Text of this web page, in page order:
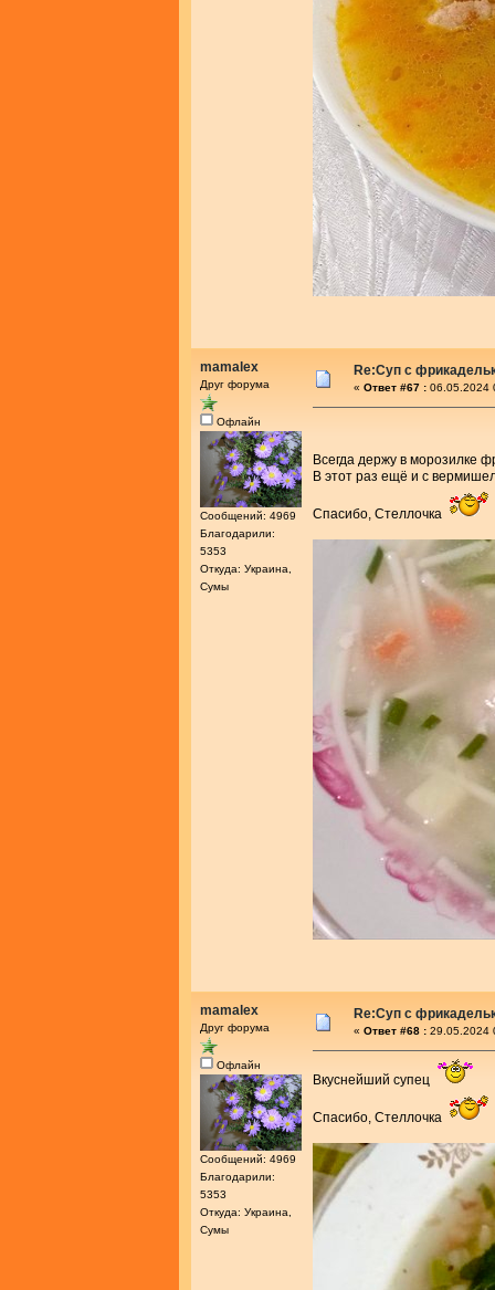
mamalex
Друг форума
Офлайн
Сообщений: 4969
Благодарили:
5353
Откуда: Украина,
Сумы
Re:Суп с
« Ответ #67 : 06.05.2024
Всегда держу в морозилке
В этот раз ещё и с
Спасибо, Стеллочка
mamalex
Друг форума
Офлайн
Сообщений: 4969
Благодарили:
5353
Откуда: Украина,
Сумы
Re:Суп с
« Ответ #68 : 29.05.2024
Вкуснейший супец
Спасибо, Стеллочка